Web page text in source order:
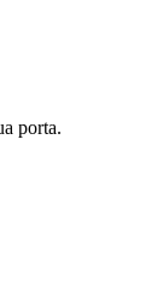
porta.